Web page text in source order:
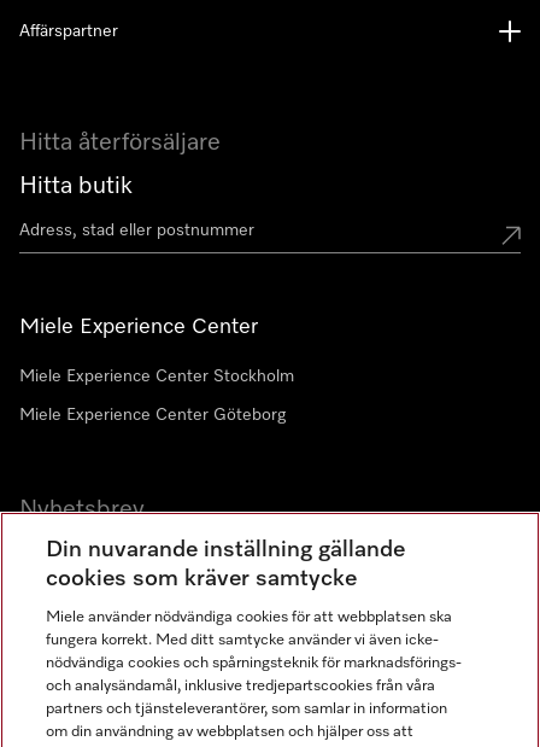
Hitta återförsäljare
Hitta butik
Miele Experience Center
Miele Experience Center Stockholm
Miele Experience Center Göteborg
Nyhetsbrev
Gå med i vår gemenskap
Affärspartner
Din nuvarande inställning gällande
cookies som kräver samtycke
Miele använder nödvändiga cookies för att webbplatsen ska
fungera korrekt. Med ditt samtycke använder vi även icke-
nödvändiga cookies och spårningsteknik för marknadsförings-
och analysändamål, inklusive tredjepartscookies från våra
partners och tjänsteleverantörer, som samlar in information
om din användning av webbplatsen och hjälper oss att